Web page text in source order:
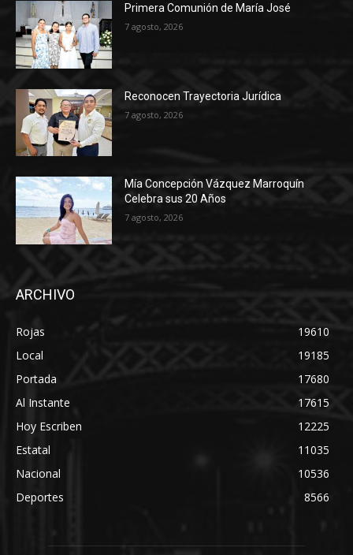
Primera Comunión de María José
7 agosto, 2026
Reconocen Trayectoria Jurídica
7 agosto, 2026
Mía Concepción Vázquez Marroquín
Celebra sus 20 Años
7 agosto, 2026
ARCHIVO
Rojas
19610
Local
19185
Portada
17680
Al Instante
17615
Hoy Escriben
12225
Estatal
11035
Nacional
10536
Deportes
8566